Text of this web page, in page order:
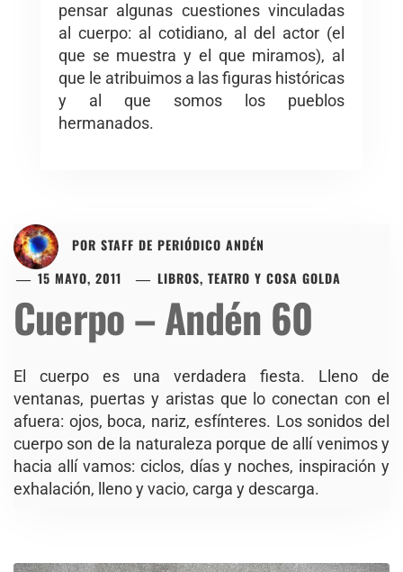
pensar algunas cuestiones vinculadas
al cuerpo: al cotidiano, al del actor (el
que se muestra y el que miramos), al
que le atribuimos a las figuras históricas
y al que somos los pueblos
hermanados.
POR STAFF DE PERIÓDICO ANDÉN
15 MAYO, 2011
LIBROS, TEATRO Y COSA GOLDA
Cuerpo – Andén 60
El cuerpo es una verdadera fiesta. Lleno de
ventanas, puertas y aristas que lo conectan con el
afuera: ojos, boca, nariz, esfínteres. Los sonidos del
cuerpo son de la naturaleza porque de allí venimos y
hacia allí vamos: ciclos, días y noches, inspiración y
exhalación, lleno y vacio, carga y descarga.